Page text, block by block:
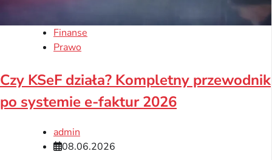
Finanse
Prawo
Czy KSeF działa? Kompletny przewodnik
po systemie e-faktur 2026
admin
08.06.2026